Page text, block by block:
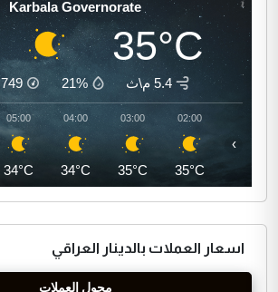
Karbala Governorate
35°C
5.4 م\ث 21%
749
02:00
35°C
03:00
35°C
04:00
34°C
05:00
34°C
›
اسعار العملات بالدينار العراقي